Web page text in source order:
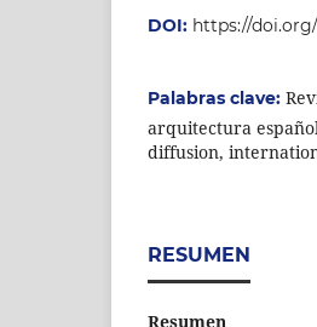
DOI: https://doi.org/
Palabras clave:
arquitectura
diffusion,
RESUMEN
Resumen